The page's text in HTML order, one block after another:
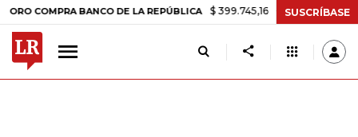
BANCO DE LA REPÚBLICA $ 399.745,16 +$ 2.295,71 +0,58%
SUSCRÍBASE